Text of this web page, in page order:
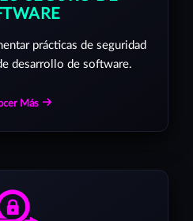
prácticas de seguridad
desarrollo de software.
Más